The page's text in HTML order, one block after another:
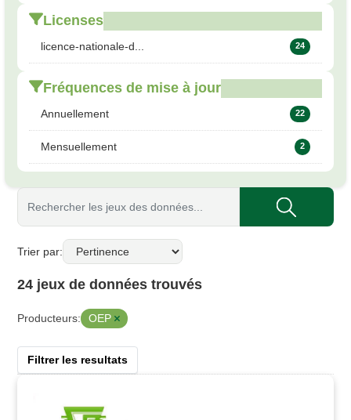
Licenses
licence-nationale-d... 24
Fréquences de mise à jour
Annuellement 22
Mensuellement 2
Trier par
24 jeux de données trouvés
Producteurs: OEP
Filtrer les resultats